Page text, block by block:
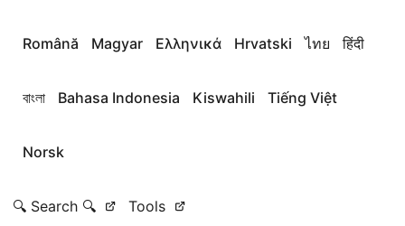
Română Magyar Ελληνικά Hrvatski ไทย हिंदी
বাংলা Bahasa Indonesia Kiswahili Tiếng Việt
Norsk
🔍 Search 🔍 Tools